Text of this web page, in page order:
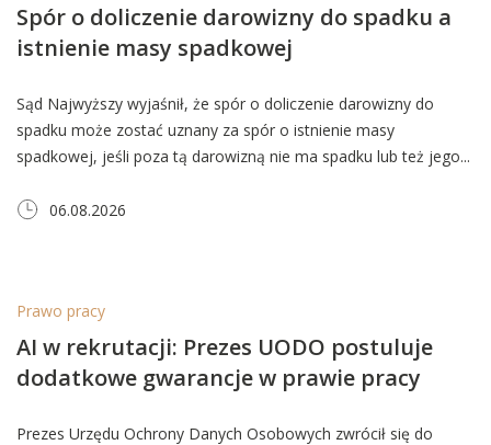
Spór o doliczenie darowizny do spadku a
istnienie masy spadkowej
Sąd Najwyższy wyjaśnił, że spór o doliczenie darowizny do
spadku może zostać uznany za spór o istnienie masy
spadkowej, jeśli poza tą darowizną nie ma spadku lub też jego...
06.08.2026
Prawo pracy
AI w rekrutacji: Prezes UODO postuluje
dodatkowe gwarancje w prawie pracy
Prezes Urzędu Ochrony Danych Osobowych zwrócił się do